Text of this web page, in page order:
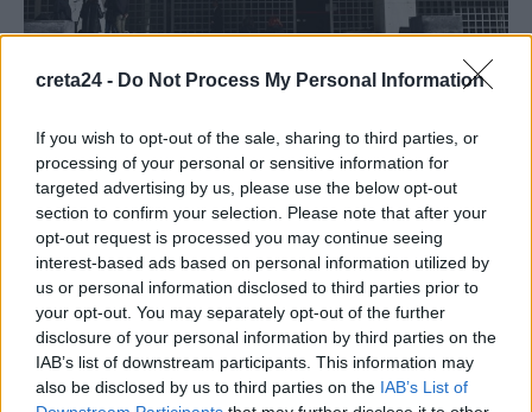
creta24 - Do Not Process My Personal Information
If you wish to opt-out of the sale, sharing to third parties, or
processing of your personal or sensitive information for
targeted advertising by us, please use the below opt-out
section to confirm your selection. Please note that after your
opt-out request is processed you may continue seeing
interest-based ads based on personal information utilized by
us or personal information disclosed to third parties prior to
your opt-out. You may separately opt-out of the further
disclosure of your personal information by third parties on the
IAB’s list of downstream participants. This information may
also be disclosed by us to third parties on the IAB’s List of
ΟΙΚΟΝΟΜΙΑ
Κρίσιμη Ολομέλεια στον Άρειο Πάγο: Τι θα
γίνει με τους τόκους κόκκινων δανείων του
ν. Κατσέλη
Ώρα μηδέν για χιλιάδες δανειολήπτες, καθώς την ερχόμενη
Πέμπτη, 5 Φεβρουαρίου, έχει προγραμματιστεί η διάσκεψη της
Ολομέλειας του…
Newsroom 3 Φεβρουαρίου, 2026